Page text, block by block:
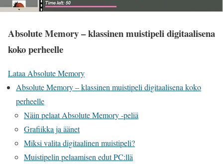
Absolute Memory – klassinen muistipeli digitaalisena
koko perheelle
Lataa Absolute Memory
Absolute Memory – klassinen muistipeli digitaalisena koko
perheelle
Näin pelaat Absolute Memory -peliä
Grafiikka ja äänet
Miksi valita digitaalinen muistipeli?
Muistipelin pelaamisen edut PC:llä